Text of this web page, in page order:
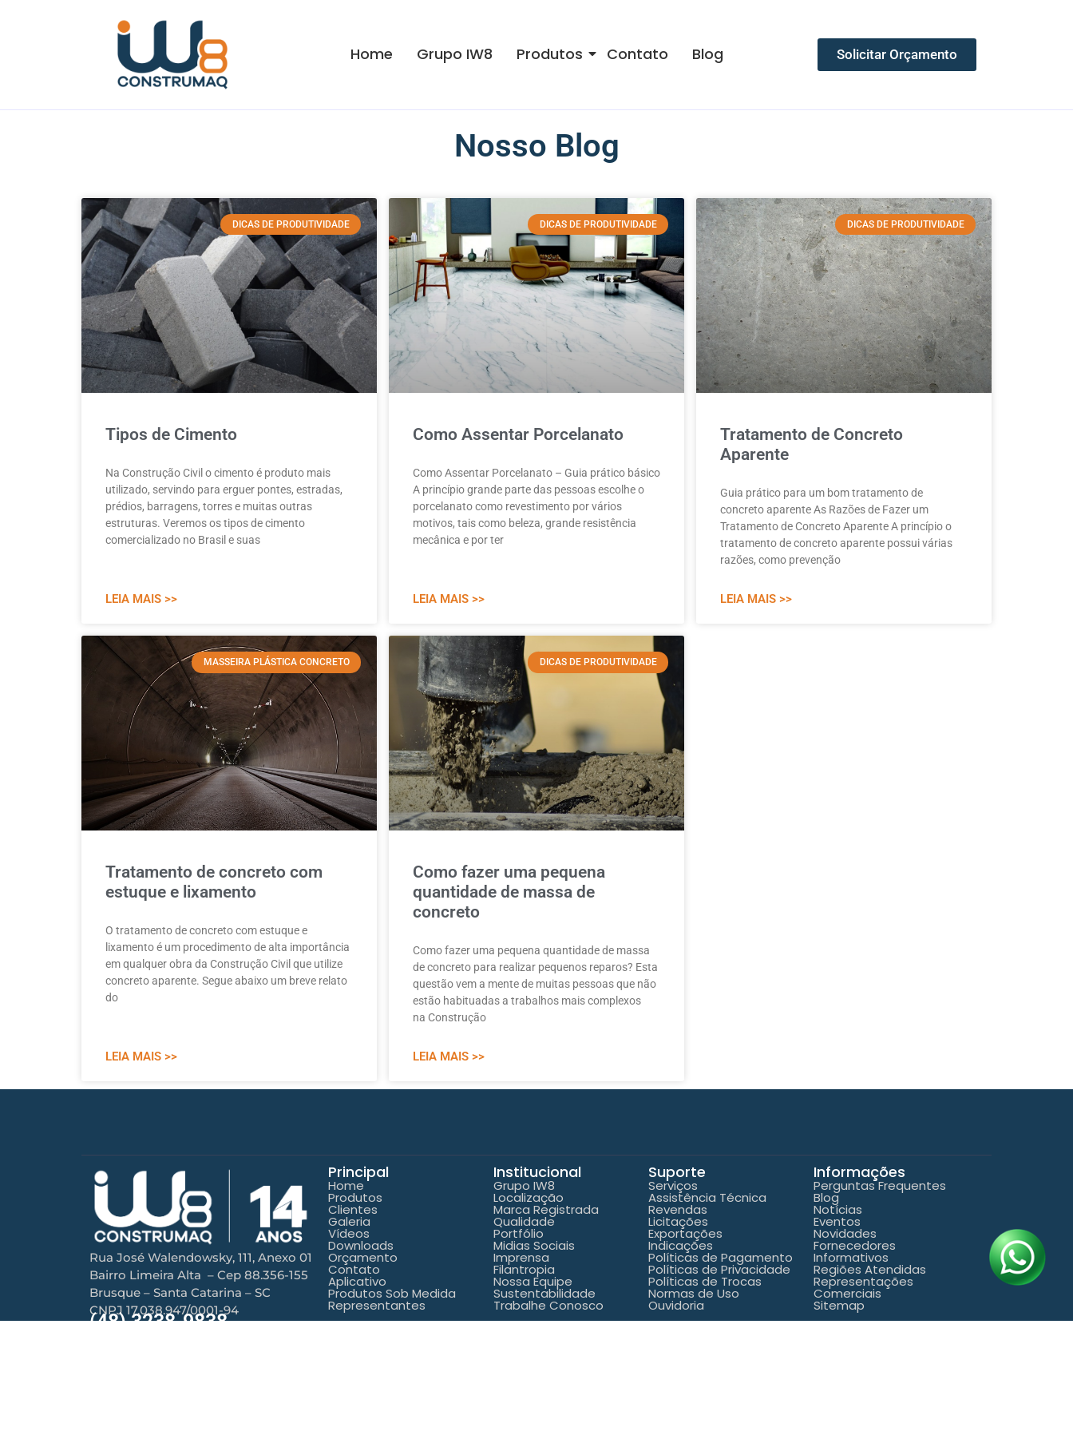
Home Grupo IW8 Produtos Contato Blog Solicitar Orçamento
Nosso Blog
DICAS DE PRODUTIVIDADE
Tipos de Cimento
Na Construção Civil o cimento é produto mais
utilizado, servindo para erguer pontes, estradas,
prédios, barragens, torres e muitas outras
estruturas. Veremos os tipos de cimento
comercializado no Brasil e suas
LEIA MAIS >>
DICAS DE PRODUTIVIDADE
Como Assentar Porcelanato
Como Assentar Porcelanato – Guia prático básico
A princípio grande parte das pessoas escolhe o
porcelanato como revestimento por vários
motivos, tais como beleza, grande resistência
mecânica e por ter
LEIA MAIS >>
DICAS DE PRODUTIVIDADE
Tratamento de Concreto
Aparente
Guia prático para um bom tratamento de
concreto aparente As Razões de Fazer um
Tratamento de Concreto Aparente A princípio o
tratamento de concreto aparente possui várias
razões, como prevenção
LEIA MAIS >>
MASSEIRA PLÁSTICA CONCRETO
Tratamento de concreto com
estuque e lixamento
O tratamento de concreto com estuque e
lixamento é um procedimento de alta importância
em qualquer obra da Construção Civil que utilize
concreto aparente. Segue abaixo um breve relato
do
LEIA MAIS >>
DICAS DE PRODUTIVIDADE
Como fazer uma pequena
quantidade de massa de
concreto
Como fazer uma pequena quantidade de massa
de concreto para realizar pequenos reparos? Esta
questão vem a mente de muitas pessoas que não
estão habituadas a trabalhos mais complexos
na Construção
LEIA MAIS >>
Rua José Walendowsky, 111, Anexo 01
Bairro Limeira Alta – Cep 88.356-155
Brusque – Santa Catarina – SC
CNPJ 17.038.947/0001-94
(48) 3238-9838
Principal
Home
Produtos
Clientes
Galeria
Vídeos
Downloads
Orçamento
Contato
Aplicativo
Produtos Sob Medida
Representantes
Institucional
Grupo IW8
Localização
Marca Registrada
Qualidade
Portfólio
Midias Sociais
Imprensa
Filantropia
Nossa Equipe
Sustentabilidade
Trabalhe Conosco
Suporte
Serviços
Assistência Técnica
Revendas
Licitações
Exportações
Indicações
Políticas de Pagamento
Políticas de Privacidade
Políticas de Trocas
Normas de Uso
Ouvidoria
Informações
Perguntas Frequentes
Blog
Notícias
Eventos
Novidades
Fornecedores
Informativos
Regiões Atendidas
Representações
Comerciais
Sitemap